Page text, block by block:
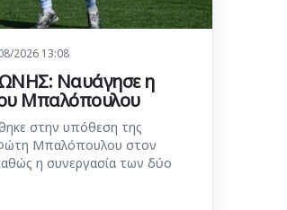
2026 13:08
Ναυάγησε η
Μπαλόπουλου
στην υπόθεση της
Μπαλόπουλου στον
η συνεργασία των δύο